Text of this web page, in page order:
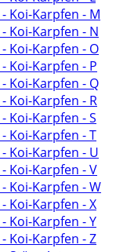
Koi-Karpfen - M
Koi-Karpfen - N
Koi-Karpfen - O
Koi-Karpfen - P
Koi-Karpfen - Q
Koi-Karpfen - R
Koi-Karpfen - S
Koi-Karpfen - T
Koi-Karpfen - U
Koi-Karpfen - V
Koi-Karpfen - W
Koi-Karpfen - X
Koi-Karpfen - Y
Koi-Karpfen - Z